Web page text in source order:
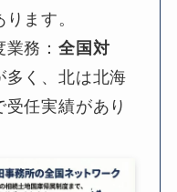
ます。
業務：全国対
多く、北は北海
任実績があり